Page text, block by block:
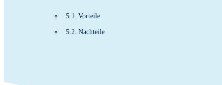
Vorteile
Nachteile